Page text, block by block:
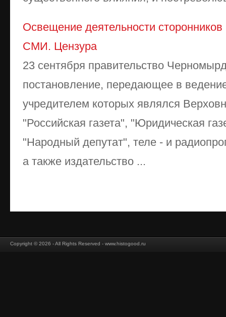
Освещение деятельности
СМИ. Цензура
23 сентября правительство
постановление, передающее в
учредителем которых являлся
"Российская газета", "Юридическая
"Народный депутат", теле - и
а также издательство ...
Copyright © 2026 - All Rights Reserved - www.histogood.ru